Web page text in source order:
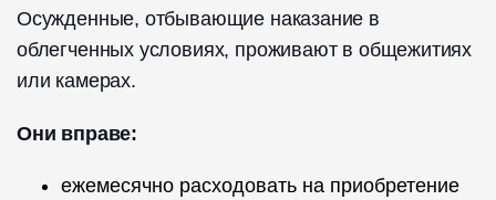
Осужденные, отбывающие наказание в
облегченных условиях, проживают в общежитиях
или камерах.
Они вправе:
ежемесячно расходовать на приобретение